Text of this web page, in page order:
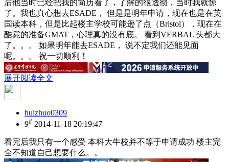
后他当时已经把我的简历看了，了解的很透彻，当时我就惊
了。我也真心想去ESADE， 但是是明年申请，现在也是在英
国读本科，但是比起楼主学校可能逊了点（Bristol），现在在
酷毙的准备GMAT，心理真的没有底。 看到VERBAL 头都大
了。。。 如果明年能去ESADE， 说不定我们还能见面
呢。。。 祝一切顺利！
展开阅读全文
huizhuo0309
9# 2014-11-18 20:19:47
看完后我只有一个感受 本科大牛校并不等于申请成功 楼主完
全不知道自己想要什么。。